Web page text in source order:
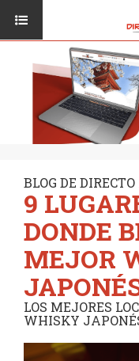
BLOG DE
9
DONDE
MEJOR
LOS MEJORES
WHISKY
VIAJAR A JAPÓN
VUELOS
TRANSPORTE
DESTINOS
RUTAS / MAPAS
CULTURA
RESTAURANTES
ARRAY